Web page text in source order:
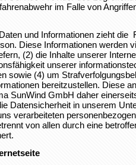
im Falle von
und Informationen zieht die
Diese Informationen werden
(2) die Inhalte unserer
unserer
sowie (4) um
bereitzustellen. Diese
SunWind GmbH daher
Datensicherheit in unserem
verarbeiteten
von allen durch eine